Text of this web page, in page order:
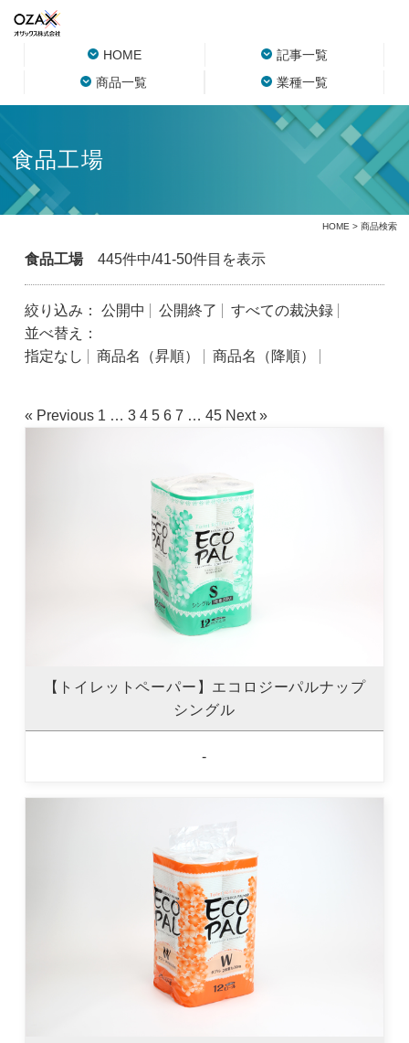
HOME
記事一覧
商品一覧
業種一覧
食品工場
HOME > 商品検索
食品工場445件中/41-50件目を表示
絞り込み： 公開中 公開終了
すべての裁決録
並べ替え：
指定なし
商品名（昇順） 商品名（降順）
« Previous 1 … 3 4 5 6 7 … 45 Next »
【トイレットペーパー】エコロジーパルナップ
シングル
-